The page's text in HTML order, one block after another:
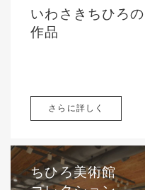
いわさきちひろの
作品
さらに詳しく
ちひろ美術館